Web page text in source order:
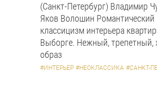
(Санкт-Петербург) Владимир
Яков Волошин Романтический
классицизм интерьера
Выборге. Нежный, трепетный,
образ
#ИНТЕРЬЕР #НЕОКЛАССИКА #САНКТ-